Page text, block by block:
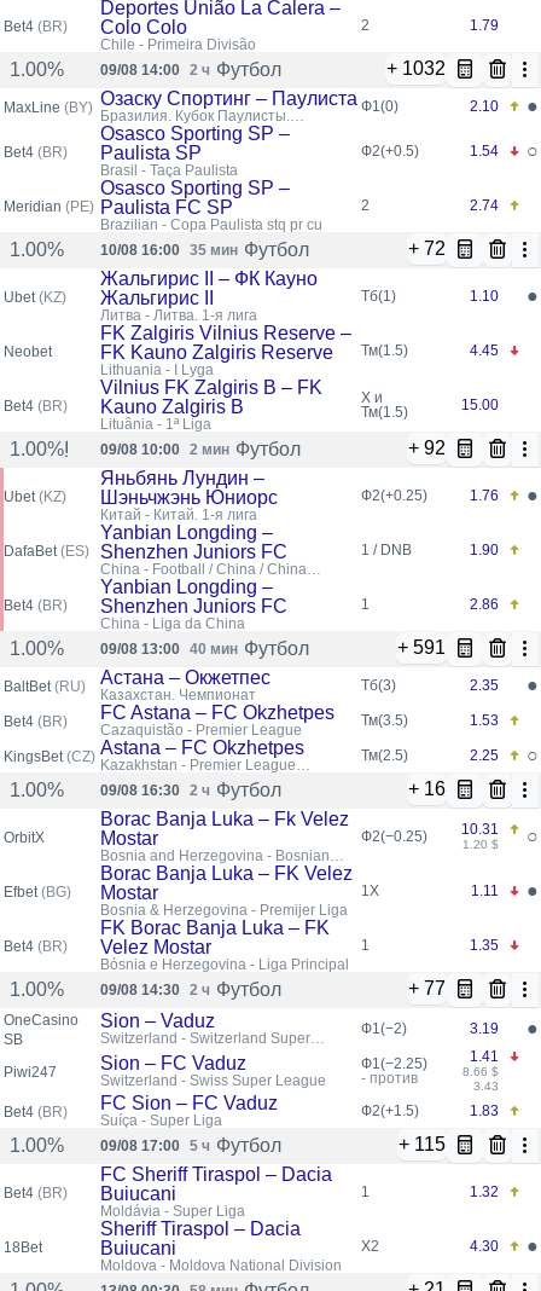
Bet4 (BR)
Deportes União La Calera –
Colo Colo
Chile - Primeira Divisão
2 1.79
1.00% 09/08 14:00 2 ч Футбол + 1032
MaxLine (BY) Озаску Спортинг – Паулиста
Бразилия. Кубок Паулисты.
Групповой этап.
Ф1(0) 2.10 ●
Bet4 (BR)
Osasco Sporting SP –
Paulista SP
Brasil - Taça Paulista
Ф2(+0.5) 1.54 ○
Meridian (PE)
Osasco Sporting SP –
Paulista FC SP
Brazilian - Copa Paulista stq pr cu
2 2.74
1.00% 10/08 16:00 35 мин Футбол + 72
Ubet(KZ)
Жальгирис II – ФК Кауно
Жальгирис II
Литва - Литва. 1-я лига
Тб(1) 1.10 ●
Neobet
FK Zalgiris Vilnius Reserve –
FK Kauno Zalgiris Reserve
Lithuania - I Lyga
Тм(1.5) 4.45
Bet4 (BR)
Vilnius FK Zalgiris B – FK
Kauno Zalgiris B
Lituânia - 1ª Liga
X и
Тм(1.5)
15.00
1.00% 09/08 10:00 2 мин Футбол + 92
Ubet(KZ)
Яньбянь Лундин –
Шэньчжэнь Юниорс
Китай - Китай. 1-я лига
Ф2(+0.25) 1.76 ●
DafaBet(ES)
Yanbian Longding –
Shenzhen Juniors FC
China - Football / China / China
League
1 / DNB 1.90
Bet4 (BR)
Yanbian Longding –
Shenzhen Juniors FC
China - Liga da China
1 2.86
1.00% 09/08 13:00 40 мин Футбол + 591
BaltBet(RU) Астана – Окжетпес
Казахстан. Чемпионат
Тб(3) 2.35 ●
Bet4 (BR) FC Astana – FC Okzhetpes
Cazaquistão - Premier League
Тм(3.5) 1.53
KingsBet(CZ) Astana – FC Okzhetpes
Kazakhstan - Premier League
Тм(2.5) 2.25
○
1.00%
09/08 16:30 2 ч Футбол + 16
OrbitX
Borac Banja Luka – Fk Velez
Mostar
Bosnia and Herzegovina - Bosnian
Premier League
Ф2(−0.25) 10.31
1.20 $ ○
Efbet(BG)
Borac Banja Luka – FK Velez
Mostar
Bosnia & Herzegovina - Premijer Liga
1X 1.11 ●
Bet4 (BR)
FK Borac Banja Luka – FK
Velez Mostar
Bósnia e Herzegovina - Liga Principal
1 1.35
1.00% 09/08 14:30 2 ч Футбол + 77
OneCasino
SB
Sion – Vaduz
Switzerland - Switzerland Super
League
Ф1(−2) 3.19 ●
Piwi247 Sion – FC Vaduz
Switzerland - Swiss Super League
Ф1(−2.25)
- против
1.41
8.66 $
3.43
Bet4 (BR) FC Sion – FC Vaduz
Suíça - Super Liga
Ф2(+1.5) 1.83
1.00% 09/08 17:00 5 ч Футбол + 115
Bet4 (BR)
FC Sheriff Tiraspol – Dacia
Buiucani
Moldávia - Super Liga
1 1.32
18Bet
Sheriff Tiraspol – Dacia
Buiucani
Moldova - Moldova National Division
X2 4.30 ●